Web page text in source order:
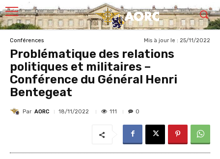
Conférences Mis à jour le : 25/11/2022
Problématique des relations
politiques et militaires –
Conférence du Général Henri
Bentegeat
Par AORC 18/11/2022 111 0